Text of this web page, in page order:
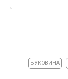
БУКОВИНА